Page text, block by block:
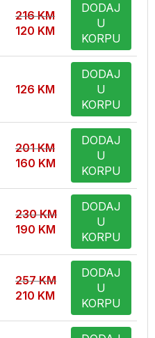
216KM
120 KM
DODAJ
U
KORPU
126 KM
DODAJ
U
KORPU
201KM
160 KM
DODAJ
U
KORPU
230KM
190 KM
DODAJ
U
KORPU
257KM
210 KM
DODAJ
U
KORPU